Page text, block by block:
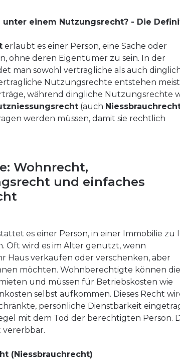
unter einem Nutzungsrecht? - Die
erlaubt es einer Person, eine Sache oder
ohne deren Eigentümer zu sein. In der
man sowohl vertragliche als auch
Nutzungsrechte entstehen
während dingliche Nutzungsrechte
(auch
werden müssen, damit sie rechtlich
Wohnrecht,
und einfaches
es einer Person, in einer Immobilie zu
Oft wird es im Alter genutzt, wenn
Haus verkaufen oder verschenken, aber
möchten. Wohnberechtigte können die
und müssen für Betriebskosten wie
selbst aufkommen. Dieses Recht
persönliche Dienstbarkeit
mit dem Tod der berechtigten Person.
vererbbar.
(Niessbrauchrecht)